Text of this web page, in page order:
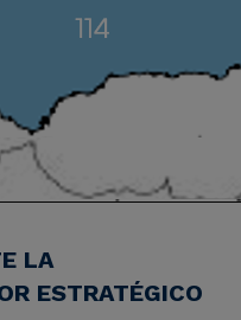
LA
ESTRATÉGICO